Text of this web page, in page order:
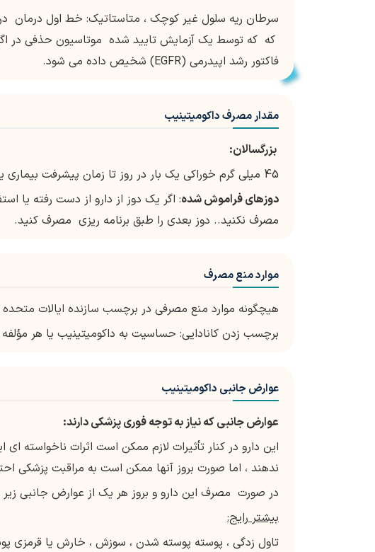
فاکتور رشد اپیدرمی (EGFR) شخیص داده می شود.
مقدار مصرف داکومیتینیب
بزرگسالان:
45 میلی گرم خوراکی یک بار در روز تا زمان پیشرفت بیماری یا بروزسمیت غیرقابل قبول
دوزهای فراموش شده: اگر یک دوز از دارو از دست رفته یا
مصرف نکنید.. دوز بعدی را طبق برنامه ریزی مصرف کنید.
موارد منع مصرف
هیچگونه موارد منع مصرفی در برچسب سازنده ایالات
برچسب زدن کانادایی: حساسیت به داکومیتینیب یا هر مؤلفه
عوارض جانبی داکومیتینیب
عوارض جانبی که نیاز به توجه فوری پزشکی دارند:
این دارو در کنار تأثیرات لازم ممکن است اثرات
ندهند ، اما صورت بروز آنها ممکن است به مراقبت پزشکی
در صورت مصرف این دارو و بروز هر یک از عوارض جانبی
بیشتر رایج:
تاول زدگی ، پوسته پوسته شدن ، سوزش ، خارش یا قرمزی